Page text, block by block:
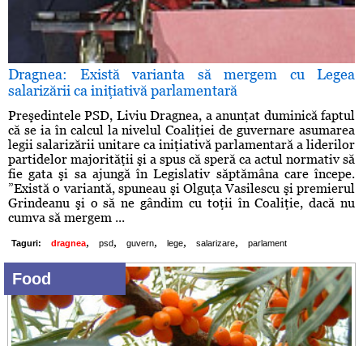
Dragnea: Există varianta să mergem cu Legea
salarizării ca iniţiativă parlamentară
Preşedintele PSD, Liviu Dragnea, a anunţat duminică faptul
că se ia în calcul la nivelul Coaliţiei de guvernare asumarea
legii salarizării unitare ca iniţiativă parlamentară a liderilor
partidelor majorităţii şi a spus că speră ca actul normativ să
fie gata şi sa ajungă în Legislativ săptămâna care începe.
”Există o variantă, spuneau şi Olguţa Vasilescu şi premierul
Grindeanu şi o să ne gândim cu toţii în Coaliţie, dacă nu
cumva să mergem ...
Taguri: dragnea, psd, guvern, lege, salarizare, parlament
Food